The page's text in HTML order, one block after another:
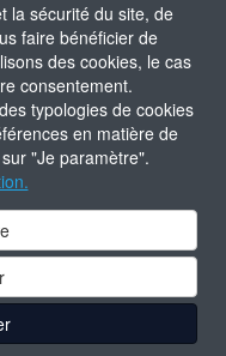
la sécurité du site, de
faire bénéficier de
des cookies, le cas
consentement.
typologies de cookies
en matière de
"Je paramètre".